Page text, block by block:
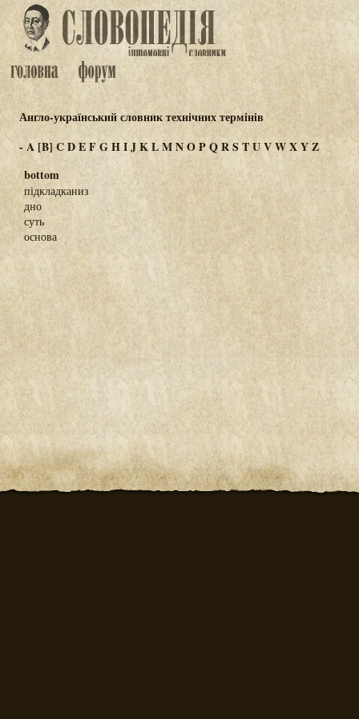
Англо-український словник технічних термінів
-A [B] CDEFGHIJKLMNOPQRSTUVWXYZ
bottom
підкладканиз
дно
суть
основа